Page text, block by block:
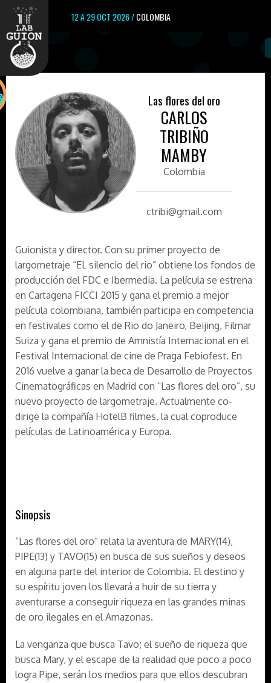
12 A 29 OCT 2026 /COLOMBIA
Las flores del oro
CARLOS
TRIBIÑO
MAMBY
Colombia
ctribi@gmail.com
Guionista y director. Con su primer proyecto de
largometraje “EL silencio del rio” obtiene los fondos de
producción del FDC e Ibermedia. La película se estrena
en Cartagena FICCI 2015 y gana el premio a mejor
película colombiana, también participa en competencia
en festivales como el de Rio do Janeiro, Beijing, Filmar
Suiza y gana el premio de Amnistía Internacional en el
Festival Internacional de cine de Praga Febiofest. En
2016 vuelve a ganar la beca de Desarrollo de Proyectos
Cinematográficas en Madrid con “Las flores del oro”, su
nuevo proyecto de largometraje. Actualmente co-
dirige la compañía HotelB filmes, la cual coproduce
películas de Latinoamérica y Europa.
Sinopsis
“Las flores del oro” relata la aventura de MARY(14),
PIPE(13) y TAVO(15) en busca de sus sueños y deseos
en alguna parte del interior de Colombia. El destino y
su espíritu joven los llevará a huir de su tierra y
aventurarse a conseguir riqueza en las grandes minas
de oro ilegales en el Amazonas.
La venganza que busca Tavo; el sueño de riqueza que
busca Mary, y el escape de la realidad que poco a poco
logra Pipe, serán los medios para que ellos descubran